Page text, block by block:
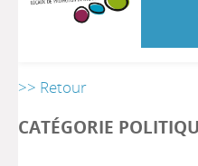
>> Retour
CATÉGORIE